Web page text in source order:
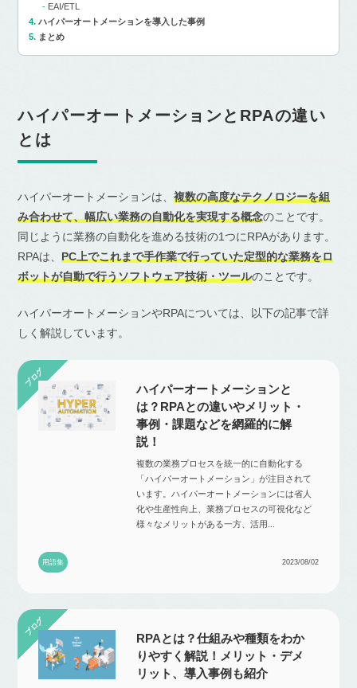
EAI/ETL
ハイパーオートメーションを導入した事例
まとめ
ハイパーオートメーションとRPAの違い
とは
ハイパーオートメーションは、複数の高度なテクノロジーを組
み合わせて、幅広い業務の自動化を実現する概念のことです。
同じように業務の自動化を進める技術の1つにRPAがあります。
RPAは、PC上でこれまで手作業で行っていた定型的な業務をロ
ボットが自動で行うソフトウェア技術・ツールのことです。
ハイパーオートメーションやRPAについては、以下の記事で詳
しく解説しています。
ハイパーオートメーションと
は？RPAとの違いやメリット・
事例・課題などを網羅的に解
説！
複数の業務プロセスを統一的に自動化する
「ハイパーオートメーション」が注目されて
います。ハイパーオートメーションには省人
化や生産性向上、業務プロセスの可視化など
様々なメリットがある一方、活用...
用語集 2023/08/02
RPAとは？仕組みや種類をわか
りやすく解説！メリット・デメ
リット、導入事例も紹介